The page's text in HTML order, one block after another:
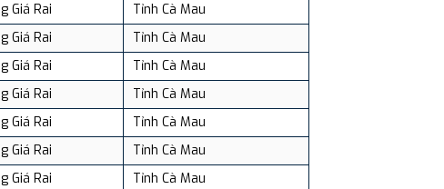
Giá Rai
Tỉnh Cà Mau
Giá Rai
Tỉnh Cà Mau
Giá Rai
Tỉnh Cà Mau
Giá Rai
Tỉnh Cà Mau
Giá Rai
Tỉnh Cà Mau
Giá Rai
Tỉnh Cà Mau
Giá Rai
Tỉnh Cà Mau